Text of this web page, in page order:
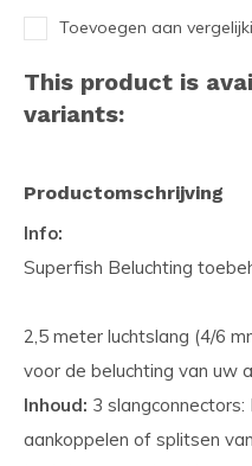
Toevoegen aan
This product is
variants:
Productomschrijving
Info:
Superfish Beluchting
2,5 meter luchtslang (4/6
voor de beluchting van uw
Inhoud: 3
aankoppelen of splitsen